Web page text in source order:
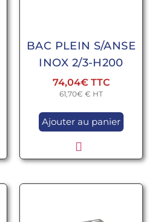
BAC PLEIN S/ANSE
INOX 2/3-H200
74,04€
61,70€ € HT
Ajouter au panier